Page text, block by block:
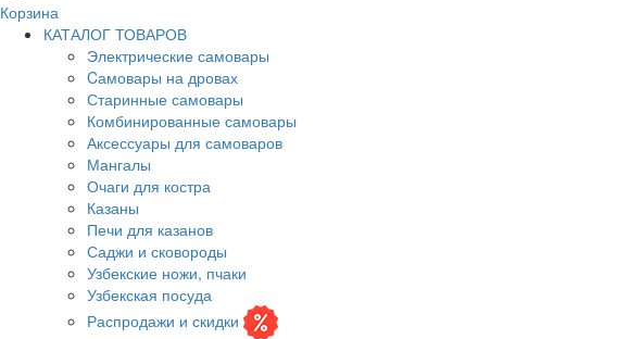
Корзина
КАТАЛОГ ТОВАРОВ
Электрические самовары
Cамовары на дровах
Старинные самовары
Комбинированные самовары
Аксессуары для самоваров
Мангалы
Очаги для костра
Казаны
Печи для казанов
Саджи и сковороды
Узбекские ножи, пчаки
Узбекская посуда
Распродажи и скидки